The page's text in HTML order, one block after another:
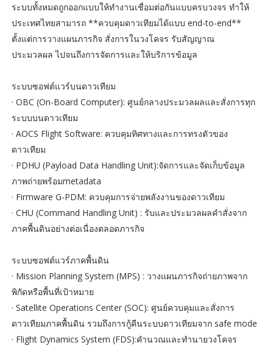
ระบบทั้งหมดถูกออกแบบให้ทำงานเชื่อมต่อกันแบบครบวงจร ทำให้
ประเทศไทยสามารถ **ควบคุมดาวเทียมได้แบบ end-to-end**
ตั้งแต่การวางแผนภารกิจ สั่งการในวงโคจร รับสัญญาณ
ประมวลผล ไปจนถึงการจัดการและให้บริการข้อมูล
ระบบซอฟต์แวร์บนดาวเทียม
· OBC (On-Board Computer): ศูนย์กลางประมวลผลและสั่งการทุก
ระบบบนดาวเทียม
· AOCS Flight Software: ควบคุมทิศทางและการทรงตัวของ
ดาวเทียม
· PDHU (Payload Data Handling Unit):จัดการและจัดเก็บข้อมูล
ภาพถ่ายพร้อมmetadata
· Firmware G-PDM: ควบคุมการจ่ายพลังงานของดาวเทียม
· CHU (Command Handling Unit) : รับและประมวลผลคำสั่งจาก
ภาคพื้นดินอย่างต่อเนื่องตลอดภารกิจ
ระบบซอฟต์แวร์ภาคพื้นดิน
· Mission Planning System (MPS) : วางแผนภารกิจถ่ายภาพจาก
พิกัดหรือพื้นที่เป้าหมาย
· Satellite Operations Center (SOC): ศูนย์ควบคุมและสั่งการ
ดาวเทียมภาคพื้นดิน รวมถึงการกู้คืนระบบดาวเทียมจาก safe mode
· Flight Dynamics System (FDS):คำนวณและทำนายวงโคจร